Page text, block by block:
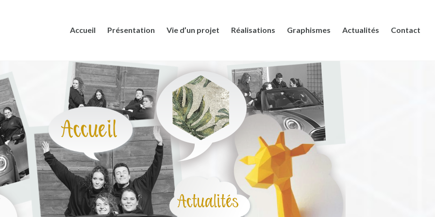
Accueil Présentation Vie d’un projet Réalisations Graphismes Actualités Contact